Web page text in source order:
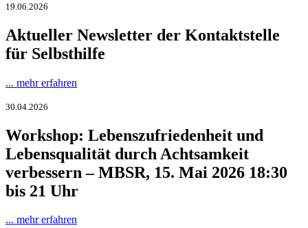
19.06.2026
Aktueller Newsletter der Kontaktstelle
für Selbsthilfe
... mehr erfahren
30.04.2026
Workshop: Lebenszufriedenheit und
Lebensqualität durch Achtsamkeit
verbessern – MBSR, 15. Mai 2026 18:30
bis 21 Uhr
... mehr erfahren